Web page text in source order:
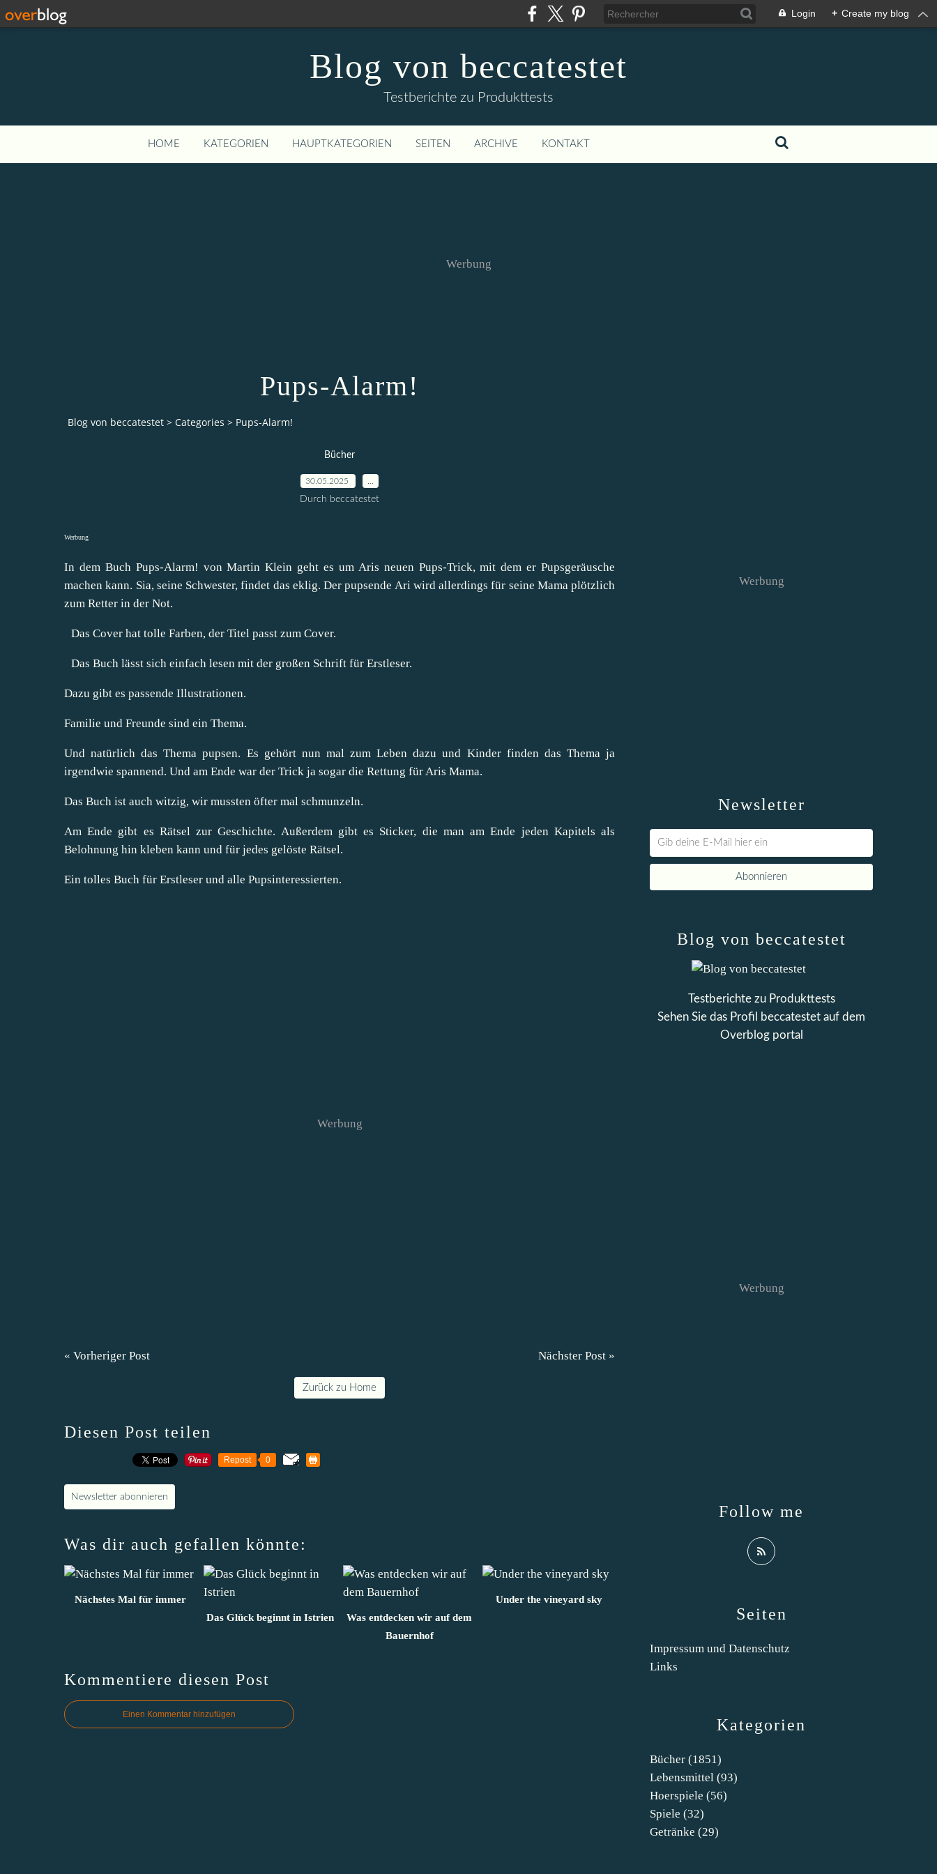
Login + Create my blog
Blog von beccatestet
Testberichte zu Produkttests
HOME KATEGORIEN HAUPTKATEGORIEN SEITEN ARCHIVE KONTAKT
Werbung
Pups-Alarm!
Blog von beccatestet > Categories > Pups-Alarm!
Bücher
30.05.2025
Durch beccatestet
Werbung
In dem Buch Pups-Alarm! von Martin Klein geht es um Aris neuen Pups-Trick, mit dem er Pupsgeräusche
machen kann. Sia, seine Schwester, findet das eklig. Der pupsende Ari wird allerdings für seine Mama plötzlich
zum Retter in der Not.
Das Cover hat tolle Farben, der Titel passt zum Cover.
Das Buch lässt sich einfach lesen mit der großen Schrift für Erstleser.
Dazu gibt es passende Illustrationen.
Familie und Freunde sind ein Thema.
Und natürlich das Thema pupsen. Es gehört nun mal zum Leben dazu und Kinder finden das Thema ja
irgendwie spannend. Und am Ende war der Trick ja sogar die Rettung für Aris Mama.
Das Buch ist auch witzig, wir mussten öfter mal schmunzeln.
Am Ende gibt es Rätsel zur Geschichte. Außerdem gibt es Sticker, die man am Ende jeden Kapitels als
Belohnung hin kleben kann und für jedes gelöste Rätsel.
Ein tolles Buch für Erstleser und alle Pupsinteressierten.
Werbung
« Vorheriger Post Nächster Post »
Zurück zu Home
Diesen Post teilen
Repost 0
Newsletter abonnieren
Was dir auch gefallen könnte:
Nächstes Mal für immer
Das Glück beginnt in Istrien
Was entdecken wir auf dem
Bauernhof
Under the vineyard sky
Kommentiere diesen Post
Einen Kommentar hinzufügen
Newsletter
Werbung
Kategorien
Bücher (1851)
Lebensmittel (93)
Hoerspiele (56)
Spiele (32)
Getränke (29)
Seiten
Impressum und Datenschutz
Links
Blog von beccatestet
Testberichte zu Produkttests
Sehen Sie das Profil
beccatestet auf dem
Overblog portal
Follow me
Werbung